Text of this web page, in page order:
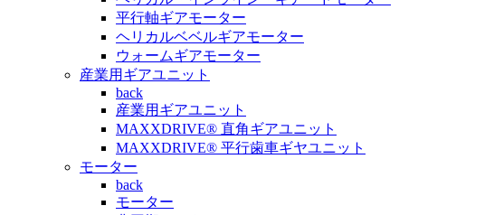
平行軸ギアモーター
ヘリカルベベルギアモーター
ウォームギアモーター
産業用ギアユニット
back
産業用ギアユニット
MAXXDRIVE® 直角ギアユニット
MAXXDRIVE® 平行歯車ギヤユニット
モーター
back
モーター